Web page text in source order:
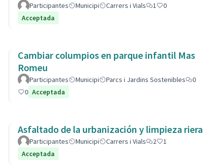
Participantes Municipi Carrers i Vials 1
0
Acceptada
Cambiar columpios en parque infantil Mas
Romeu
Participantes Municipi Parcs i Jardins Sostenibles
0
0 Acceptada
Asfaltado de la urbanización y limpieza riera
Participantes Municipi Carrers i Vials 2
1
Acceptada